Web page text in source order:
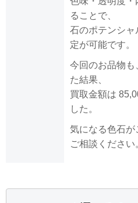
ることで、
石のポテンシャ
定が可能です。
今回のお品物も
た結果、
買取金額は
した。
気になる色石
ご相談ください